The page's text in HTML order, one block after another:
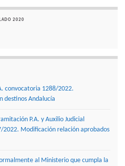
2020
convocatoria 1288/2022.
destinos Andalucía
P.A. y Auxilio Judicial
2022. Modificación relación aprobados
al Ministerio que cumpla la